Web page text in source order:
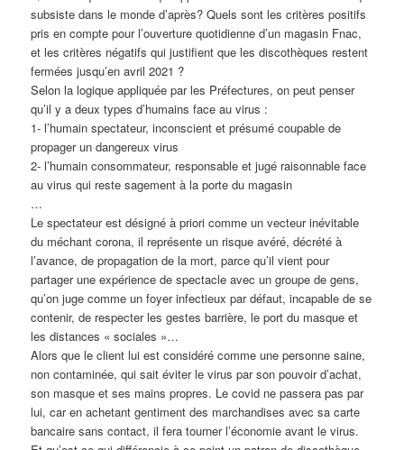
subsiste dans le monde d’après? Quels sont les critères positifs
pris en compte pour l’ouverture quotidienne d’un magasin Fnac,
et les critères négatifs qui justifient que les discothèques restent
fermées jusqu’en avril 2021 ?
Selon la logique appliquée par les Préfectures, on peut penser
qu’il y a deux types d’humains face au virus :
1- l’humain spectateur, inconscient et présumé coupable de
propager un dangereux virus
2- l’humain consommateur, responsable et jugé raisonnable face
au virus qui reste sagement à la porte du magasin
…
Le spectateur est désigné à priori comme un vecteur inévitable
du méchant corona, il représente un risque avéré, décrété à
l’avance, de propagation de la mort, parce qu’il vient pour
partager une expérience de spectacle avec un groupe de gens,
qu’on juge comme un foyer infectieux par défaut, incapable de se
contenir, de respecter les gestes barrière, le port du masque et
les distances « sociales »…
Alors que le client lui est considéré comme une personne saine,
non contaminée, qui sait éviter le virus par son pouvoir d’achat,
son masque et ses mains propres. Le covid ne passera pas par
lui, car en achetant gentiment des marchandises avec sa carte
bancaire sans contact, il fera tourner l’économie avant le virus.